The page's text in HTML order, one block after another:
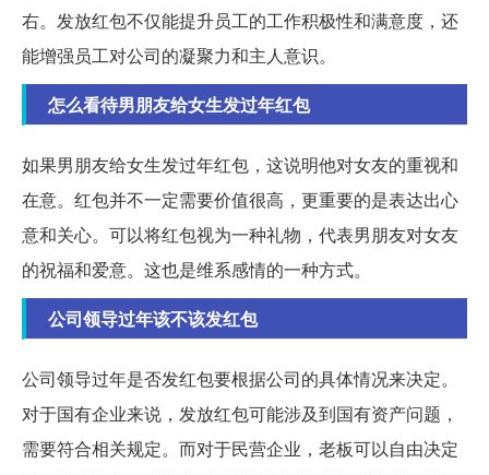
右。发放红包不仅能提升员工的工作积极性和满意度，还
能增强员工对公司的凝聚力和主人意识。
怎么看待男朋友给女生发过年红包
如果男朋友给女生发过年红包，这说明他对女友的重视和
在意。红包并不一定需要价值很高，更重要的是表达出心
意和关心。可以将红包视为一种礼物，代表男朋友对女友
的祝福和爱意。这也是维系感情的一种方式。
公司领导过年该不该发红包
公司领导过年是否发红包要根据公司的具体情况来决定。
对于国有企业来说，发放红包可能涉及到国有资产问题，
需要符合相关规定。而对于民营企业，老板可以自由决定